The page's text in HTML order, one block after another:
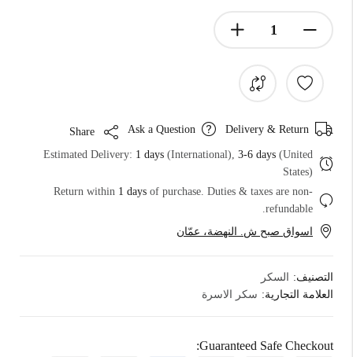
Delivery & Return
Ask a Question
Estimated Delivery: 1 days (International), 3-6 days (United
States)
Return within 1 days of purchase. Duties & taxes are non-
refundable.
اسواق صبح ش. النهضة، عمّان
التصنيف:
السكر
العلامة التجارية: سكر الاسرة
Guaranteed Safe Checkout: